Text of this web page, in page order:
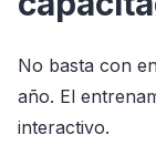
No basta con
año. El
interactivo.